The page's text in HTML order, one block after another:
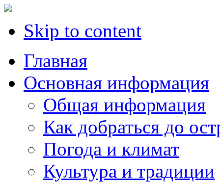
Skip to content
Главная
Основная информация
Oбщая информация
Как добраться до
Погода и климат
Культура и традиции